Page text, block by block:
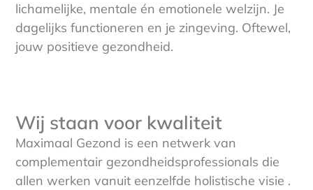
lichamelijke, mentale én emotionele welzijn. Je
dagelijks functioneren en je zingeving. Oftewel,
jouw positieve gezondheid.
Wij staan voor kwaliteit
Maximaal Gezond is een netwerk van
complementair gezondheidsprofessionals die
allen werken vanuit eenzelfde holistische visie .